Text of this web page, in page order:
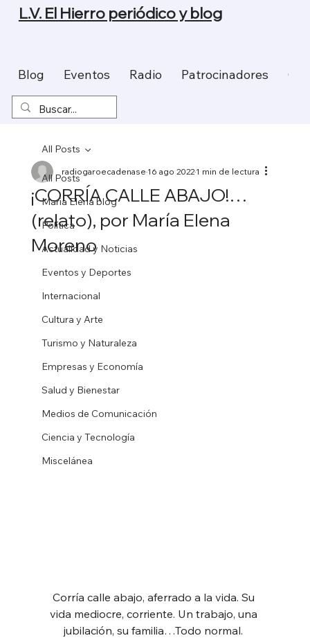
Blog Eventos Radio Patrocinadores
L.V. El Hierro periódico y blog
All Posts
Maria Elena blog
Política
Actualidad y Noticias
Eventos y Deportes
Internacional
Cultura y Arte
Turismo y Naturaleza
Empresas y Economía
Salud y Bienestar
Medios de Comunicación
Ciencia y Tecnología
Miscelánea
All Posts
¡CORRÍA CALLE ABAJO!…
(relato), por María Elena
Moreno
radiogaroecadenase16 ago 20221 min de lectura
Corría calle abajo, aferrado a la vida. Su
vida mediocre, corriente. Un trabajo, una
jubilación, su familia…Todo normal.